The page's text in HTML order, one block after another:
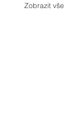
Zobrazit vše